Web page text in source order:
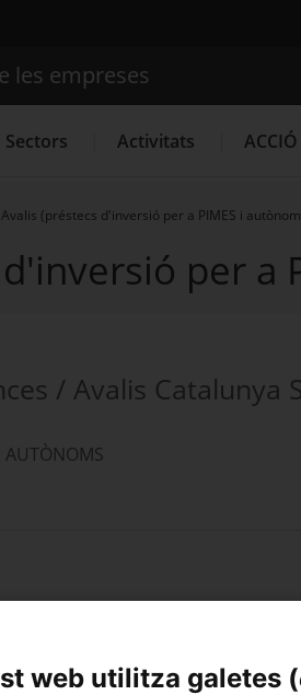
Serveis d'innovació
les empreses
Sectors Activitats ACCIÓ
Avalis (préstecs d'inversió per a PIMES i
per a
/ Avalis Catalunya
AUTÒNOMS
web utilitza galetes (